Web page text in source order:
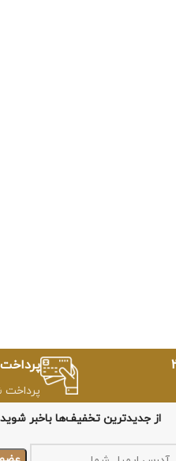
پرداخت
از جدیدترین تخفیف‌ها باخبر شوید